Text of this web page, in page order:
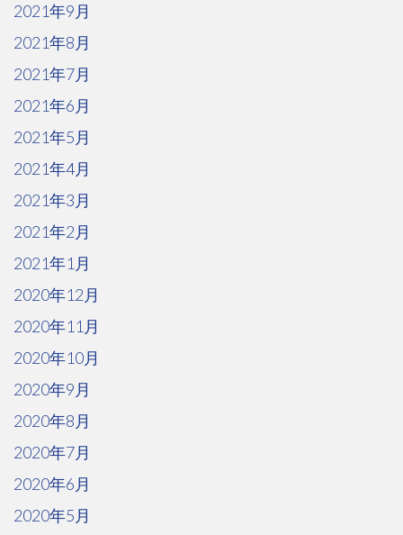
2021年9月
2021年8月
2021年7月
2021年6月
2021年5月
2021年4月
2021年3月
2021年2月
2021年1月
2020年12月
2020年11月
2020年10月
2020年9月
2020年8月
2020年7月
2020年6月
2020年5月